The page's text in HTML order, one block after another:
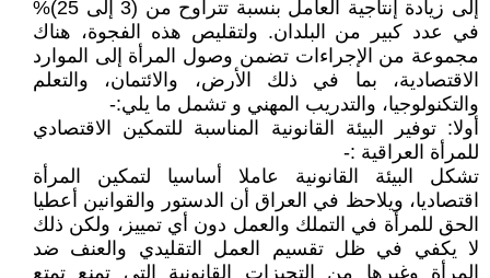
إلى زيادة إنتاجية العامل بنسبة تتراوح من (3 إلى 25)%
في عدد كبير من البلدان. ولتقليص هذه الفجوة، هناك
مجموعة من الإجراءات تضمن وصول المرأة إلى الموارد
الاقتصادية، بما في ذلك الأرض، والائتمان، والتعلم
والتكنولوجيا، والتدريب المهني و تشمل ما يلي:-
أولا: توفير البيئة القانونية المناسبة للتمكين الاقتصادي
للمرأة العراقية :-
تشكل البيئة القانونية عاملا أساسيا لتمكين المرأة
اقتصاديا، ويلاحظ في العراق أن الدستور والقوانين أعطيا
الحق للمرأة في التملك والعمل دون أي تمييز، ولكن ذلك
لا يكفي في ظل تقسيم العمل التقليدي والعنف ضد
المرأة وغيرها من التحيزات القانونية التي تمنع تمتع